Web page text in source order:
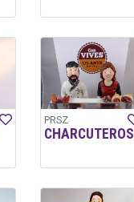
PRSZ
CHARCUTEROS